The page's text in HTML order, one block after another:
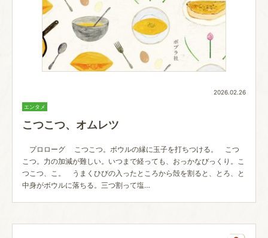
2026.02.26
エンタメ
こつこつ、オムレツ
プロローグ こつこつ。ボウルの縁に玉子を打ちつける。 こつ
こつ。力の加減が難しい。いつまで経っても、おっかなびっくり。こ
つこつ、こ。 うまくひびの入ったところから殻を割ると、とろ、と
中身がボウルに落ちる。三つ割って塩…